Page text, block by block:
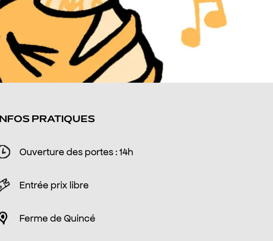
INFOS PRATIQUES
Ouverture des portes : 14h
Entrée prix libre
Ferme de Quincé